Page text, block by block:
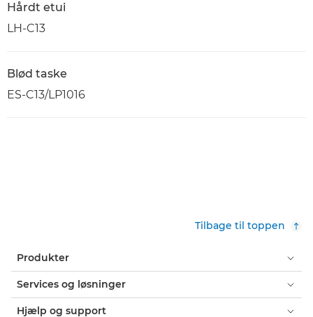
Hårdt etui
LH-C13
Blød taske
ES-C13/LP1016
Tilbage til toppen
Produkter
Services og løsninger
Hjælp og support